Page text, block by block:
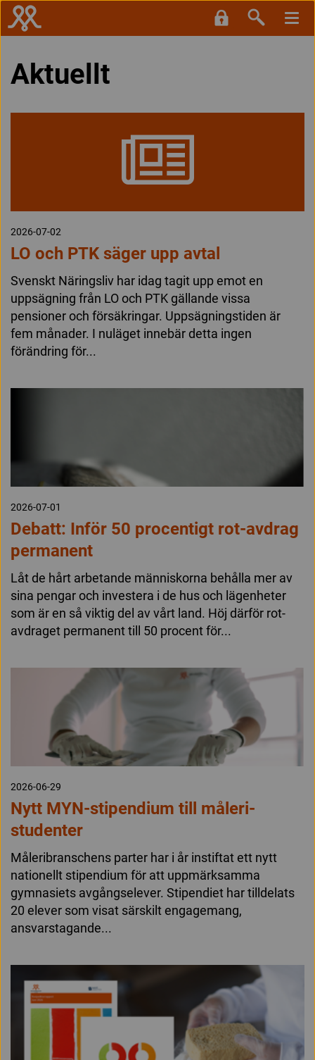
Aktuellt
2026-07-02
LO och PTK säger upp avtal
Svenskt Näringsliv har idag tagit upp emot en
uppsägning från LO och PTK gällande vissa
pensioner och försäkringar. Uppsägningstiden är
fem månader. I nuläget innebär detta ingen
förändring för...
2026-07-01
Debatt: Inför 50 procentigt rot-avdrag
permanent
Låt de hårt arbetande människorna behålla mer av
sina pengar och investera i de hus och lägenheter
som är en så viktig del av vårt land. Höj därför rot-
avdraget permanent till 50 procent för...
2026-06-29
Nytt MYN-stipendium till måleri-
studenter
Måleribranschens parter har i år instiftat ett nytt
nationellt stipendium för att uppmärksamma
gymnasiets avgångselever. Stipendiet har tilldelats
20 elever som visat särskilt engagemang,
ansvarstagande...